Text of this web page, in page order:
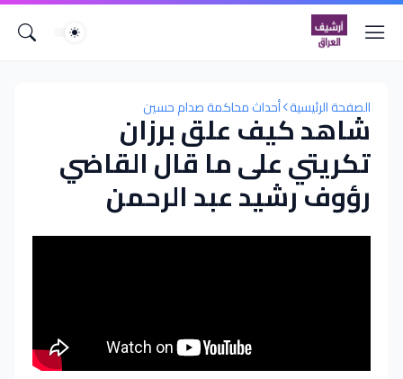
الصفحة الرئيسية أحداث محاكمة صدام حسين
شاهد كيف علق برزان
تكريتي على ما قال القاضي
رؤوف رشيد عبد الرحمن